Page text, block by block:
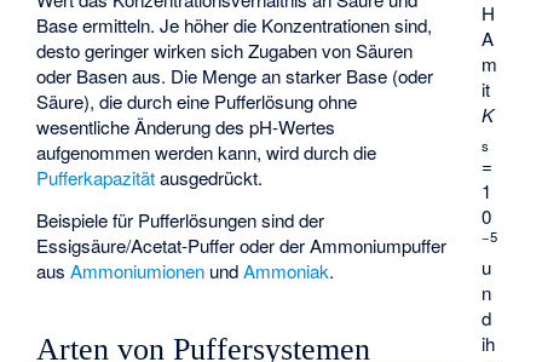
H
A
m
it
K
s
=
1
0
−5
u
n
d
ih
Base ermitteln. Je höher die Konzentrationen sind,
desto geringer wirken sich Zugaben von Säuren
oder Basen aus. Die Menge an starker Base (oder
Säure), die durch eine Pufferlösung ohne
wesentliche Änderung des pH-Wertes
aufgenommen werden kann, wird durch die
Pufferkapazitätausgedrückt.
Beispiele für Pufferlösungen sind der
Essigsäure/Acetat-Pufferoder der Ammoniumpuffer
ausAmmoniumionen undAmmoniak.
Arten von Puffersystemen